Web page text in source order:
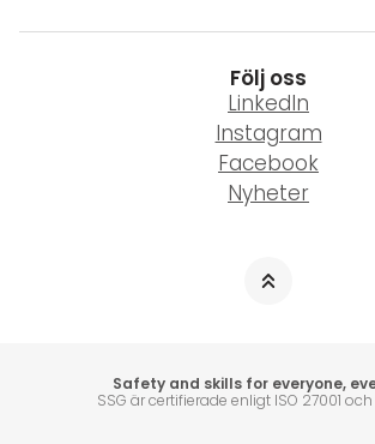
Följ oss
LinkedIn
Instagram
Facebook
Nyheter
Safety and skills for everyone,
SSG är certifierade enligt ISO 27001 och